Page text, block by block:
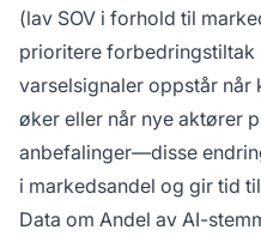
(lav SOV i forhold til
prioritere forbedringstiltak
varselsignaler oppstår når
øker eller når nye aktører
anbefalinger—disse
i markedsandel og gir tid
Data om Andel av AI-